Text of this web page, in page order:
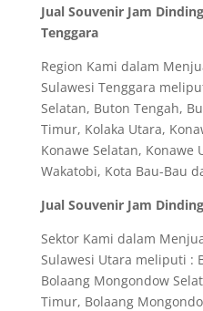
Jual Souvenir Jam
Tenggara
Region Kami dalam
Sulawesi Tenggara
Selatan, Buton Tengah,
Timur, Kolaka Utara,
Konawe Selatan,
Wakatobi, Kota Bau-Bau
Jual Souvenir Jam
Sektor Kami dalam
Sulawesi Utara meliputi :
Bolaang Mongondow
Timur, Bolaang